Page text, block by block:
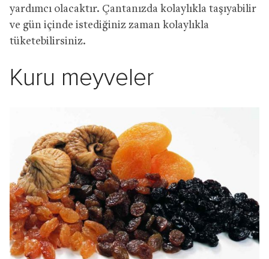
yardımcı olacaktır. Çantanızda kolaylıkla taşıyabilir
ve gün içinde istediğiniz zaman kolaylıkla
tüketebilirsiniz.
Kuru meyveler